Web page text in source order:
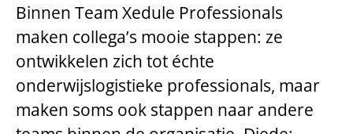
Binnen Team Xedule Professionals
maken collega’s mooie stappen: ze
ontwikkelen zich tot échte
onderwijslogistieke professionals, maar
maken soms ook stappen naar andere